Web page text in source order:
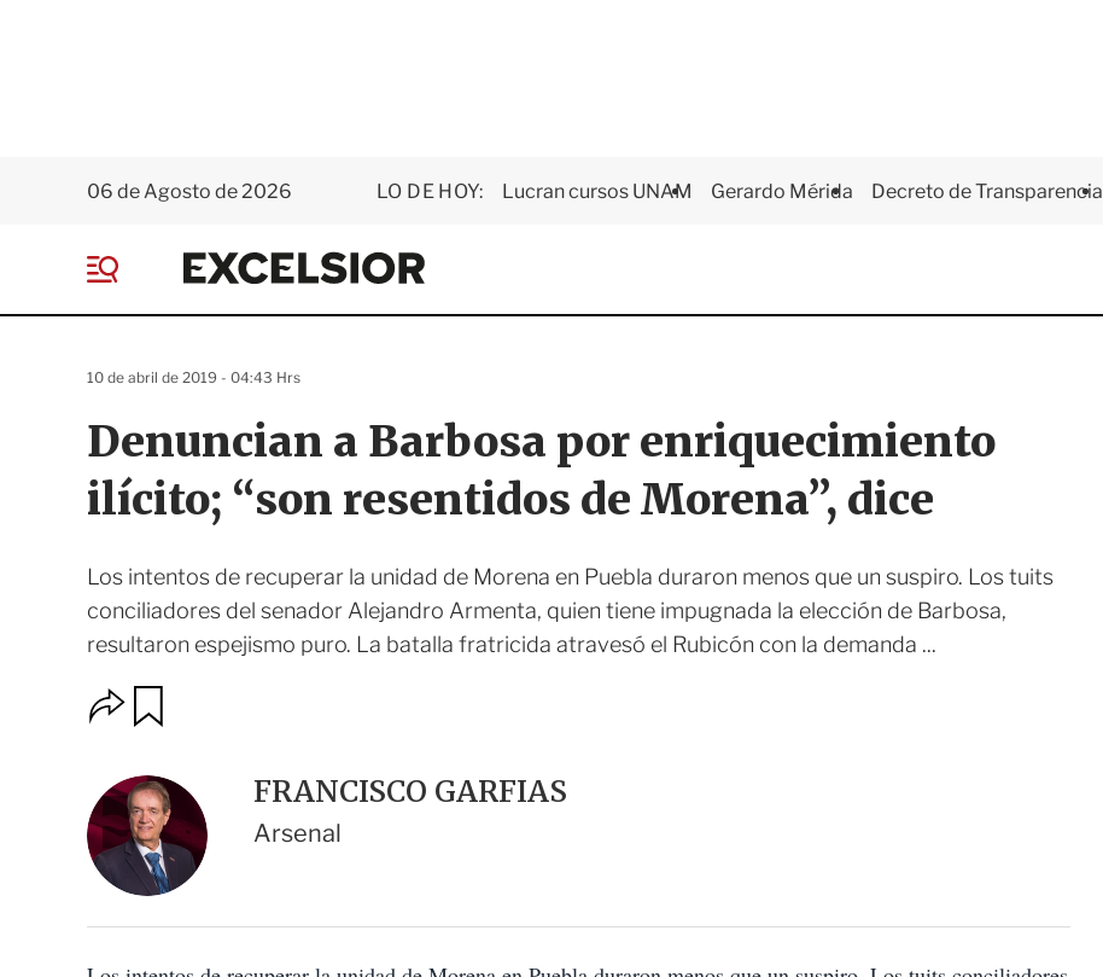
06 de Agosto de 2026 LO DE HOY: Lucran cursos UNAM Gerardo Mérida Decreto de Transparencia
E
x
e
r
e
Denuncian a Barbosa por enriquecimiento
ilícito; “son resentidos de Morena”, dice
Los intentos de recuperar la unidad de Morena en Puebla duraron menos que un suspiro. Los tuits
conciliadores del senador Alejandro Armenta, quien tiene impugnada la elección de Barbosa,
resultaron espejismo puro. La batalla fratricida atravesó el Rubicón con la demanda ...
10 de abril de 2019 - 04:43 Hrs
O
p
o
n
e
s
d
e
c
m
d
a
r
FRANCISCO GARFIAS
Arsenal